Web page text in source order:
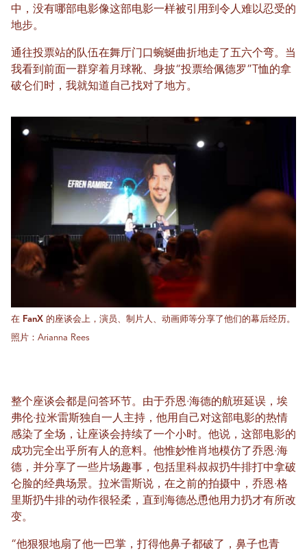
中，没有哪部电影像这部电影一样被引用到令人难以忍受的
地步。
通往投票站的队伍在舞厅门口蜿蜒曲折地走了五六个弯。当
我看到前面一群穿着月球靴、身披“投票给佩德罗”T恤的拿
破仑们时，我就知道自己找对了地方。
在 FanX 的座谈会上，演员、制片人、动画师等分享了他们的幕后经历。
照片：Arianna Rees
整个座谈会都是问答环节。由于乔恩·海德的航班延误，埃
弗伦·拉米雷斯独自一人主持，他用自己对这部电影的热情
感染了全场，让座谈会持续了一个小时。他说，这部电影的
成功完全出乎所有人的意料。他惟妙惟肖地模仿了乔恩·海
德，并分享了一些片场趣事，包括里科叔叔扔牛排打中拿破
仑脸的经典场景。拉米雷斯说，在之前的拍摄中，乔恩·格
里斯扔牛排的动作很轻柔，直到海德怂恿他用力扔才有所改
变。
“他狠狠地扇了他一巴掌，打得他鼻子都破了，鼻子也青